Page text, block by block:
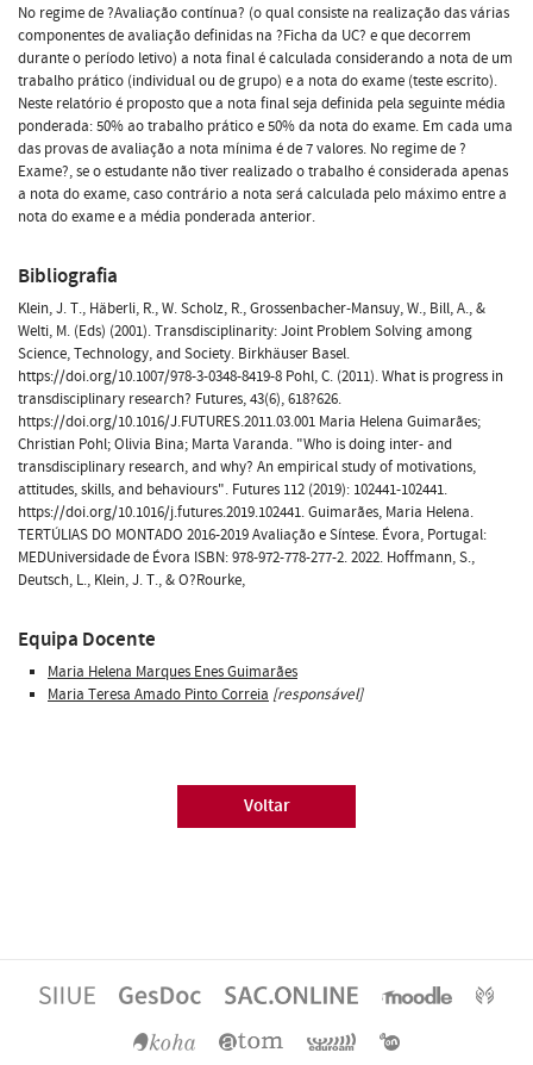
No regime de ?Avaliação contínua? (o qual consiste na realização das várias
componentes de avaliação definidas na ?Ficha da UC? e que decorrem
durante o período letivo) a nota final é calculada considerando a nota de um
trabalho prático (individual ou de grupo) e a nota do exame (teste escrito).
Neste relatório é proposto que a nota final seja definida pela seguinte média
ponderada: 50% ao trabalho prático e 50% da nota do exame. Em cada uma
das provas de avaliação a nota mínima é de 7 valores. No regime de ?
Exame?, se o estudante não tiver realizado o trabalho é considerada apenas
a nota do exame, caso contrário a nota será calculada pelo máximo entre a
nota do exame e a média ponderada anterior.
Bibliografia
Klein, J. T., Häberli, R., W. Scholz, R., Grossenbacher-Mansuy, W., Bill, A., &
Welti, M. (Eds) (2001). Transdisciplinarity: Joint Problem Solving among
Science, Technology, and Society. Birkhäuser Basel.
https://doi.org/10.1007/978-3-0348-8419-8 Pohl, C. (2011). What is progress in
transdisciplinary research? Futures, 43(6), 618?626.
https://doi.org/10.1016/J.FUTURES.2011.03.001 Maria Helena Guimarães;
Christian Pohl; Olivia Bina; Marta Varanda. "Who is doing inter- and
transdisciplinary research, and why? An empirical study of motivations,
attitudes, skills, and behaviours". Futures 112 (2019): 102441-102441.
https://doi.org/10.1016/j.futures.2019.102441. Guimarães, Maria Helena.
TERTÚLIAS DO MONTADO 2016-2019 Avaliação e Síntese. Évora, Portugal:
MEDUniversidade de Évora ISBN: 978-972-778-277-2. 2022. Hoffmann, S.,
Deutsch, L., Klein, J. T., & O?Rourke,
Equipa Docente
Maria Helena Marques Enes Guimarães
Maria Teresa Amado Pinto Correia [responsável]
Voltar